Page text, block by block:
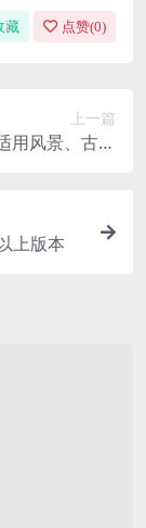
藏 点赞(0)
上一篇
用风景、古装
上版本